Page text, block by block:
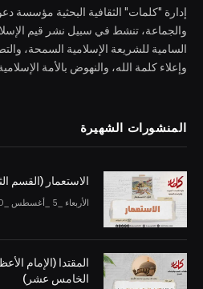
إدارة "كلمات" الثقافية البحثية مؤسسة
والجماعة، تنشط في سبيل نشر قيم
السامية للشريعة الإسلامية السمحة،
وإعلاء كلمة الله، والنهوض بالأمة
المنشورات الشهيرة
الاستعمار (القسم
الأربعاء _5 _أغسطس _2026AH 5-8-2026AD
المقتدا (الإمام
الخامس عشر)